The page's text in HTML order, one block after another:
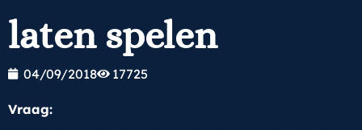
laten spelen
04/09/2018 17725
Vraag: